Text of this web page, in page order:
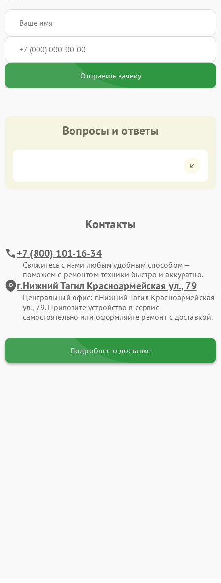
Отправить заявку
Вопросы и ответы
Контакты
+7 (800) 101-16-34
Свяжитесь с нами любым удобным способом —
поможем с ремонтом техники быстро и аккуратно.
г.Нижний Тагил Красноармейская ул., 79
Центральный офис: г.Нижний Тагил Красноармейская
ул., 79. Привозите устройство в сервис
самостоятельно или оформляйте ремонт с доставкой.
Подробнее о доставке